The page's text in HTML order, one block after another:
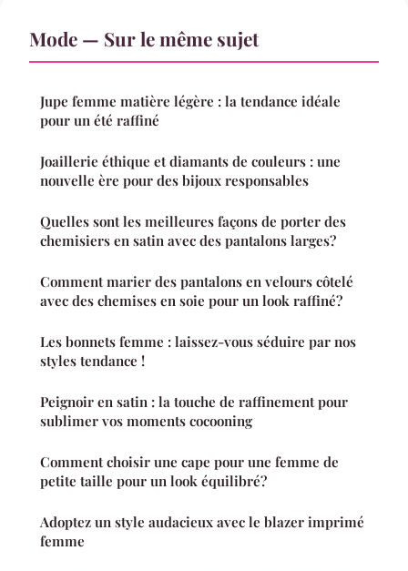
Mode — Sur le même sujet
Jupe femme matière légère : la tendance idéale
pour un été raffiné
Joaillerie éthique et diamants de couleurs : une
nouvelle ère pour des bijoux responsables
Quelles sont les meilleures façons de porter des
chemisiers en satin avec des pantalons larges?
Comment marier des pantalons en velours côtelé
avec des chemises en soie pour un look raffiné?
Les bonnets femme : laissez-vous séduire par nos
styles tendance !
Peignoir en satin : la touche de raffinement pour
sublimer vos moments cocooning
Comment choisir une cape pour une femme de
petite taille pour un look équilibré?
Adoptez un style audacieux avec le blazer imprimé
femme